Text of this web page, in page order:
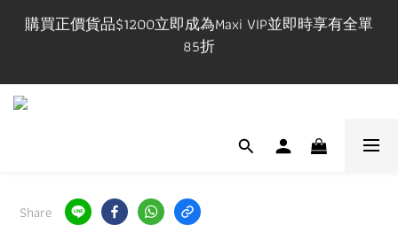
購買正價貨品$1200立即成為Maxi VIP並即時享有全單
85折
購買正價貨品$1200立即成為Maxi VIP並即時享有全單
85折
VIP在網上/實體店購物享有一件九折，兩件八五折優惠
實體店提供試身服務 地址:荔枝角永康街79號創匯國際
中心25C
Share